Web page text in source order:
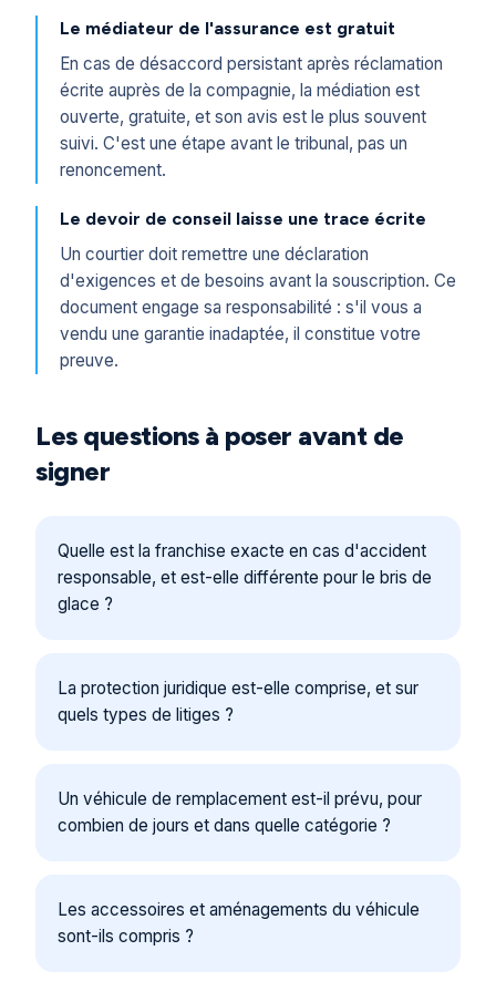
Le médiateur de l'assurance est gratuit
En cas de désaccord persistant après réclamation
écrite auprès de la compagnie, la médiation est
ouverte, gratuite, et son avis est le plus souvent
suivi. C'est une étape avant le tribunal, pas un
renoncement.
Le devoir de conseil laisse une trace écrite
Un courtier doit remettre une déclaration
d'exigences et de besoins avant la souscription. Ce
document engage sa responsabilité : s'il vous a
vendu une garantie inadaptée, il constitue votre
preuve.
Les questions à poser avant de
signer
Quelle est la franchise exacte en cas d'accident
responsable, et est-elle différente pour le bris de
glace ?
La protection juridique est-elle comprise, et sur
quels types de litiges ?
Un véhicule de remplacement est-il prévu, pour
combien de jours et dans quelle catégorie ?
Les accessoires et aménagements du véhicule
sont-ils compris ?